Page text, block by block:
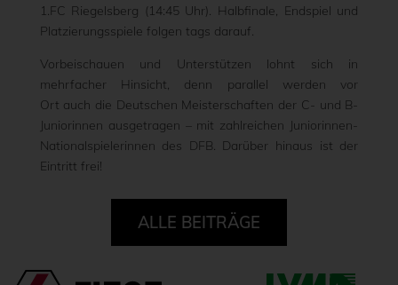
1.FC Riegelsberg (14:45 Uhr). Halbfinale, Endspiel und
Platzierungsspiele folgen tags darauf.
Vorbeischauen und Unterstützen lohnt sich in
mehrfacher Hinsicht, denn parallel werden vor
Ort auch die Deutschen Meisterschaften der C- und B-
Juniorinnen ausgetragen – mit zahlreichen Juniorinnen-
Nationalspielerinnen des DFB. Darüber hinaus ist der
Eintritt frei!
ALLE BEITRÄGE